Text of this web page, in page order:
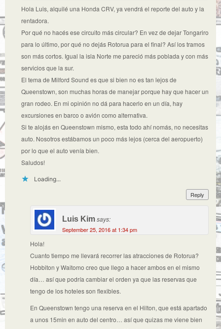
Hola Luis, alquilé una Honda CRV, ya vendrá el reporte del auto y la
rentadora.
Por qué no hacés ese circuito más circular? En vez de dejar Tongariro
para lo último, por qué no dejás Rotorua para el final? Así los tramos
son más cortos. Igual la isla Norte me pareció más poblada y con más
servicios que la sur.
El tema de Milford Sound es que si bien no es tan lejos de
Queenstown, son muchas horas de manejar porque hay que hacer un
gran rodeo. En mi opinión no dá para hacerlo en un día, hay
excursiones en barco o avión como alternativa.
Si te alojás en Queenstown mismo, esta todo ahí nomás, no necesitas
auto. Nosotros estábamos un poco más lejos (cerca del aeropuerto)
por lo que el auto venía bien.
Saludos!
Loading...
Reply
Luis Kimsays:
September 25, 2016 at 1:34 pm
Hola!
Cuanto tiempo me llevará recorrer las atracciones de Rotorua?
Hobbiton y Waitomo creo que llego a hacer ambos en el mismo
día… así que podría cambiar el orden ya que las reservas que
tengo de los hoteles son flexibles.
En Queenstown tengo una reserva en el Hilton, que está apartado
a unos 15min en auto del centro… así que quizas me viene bien